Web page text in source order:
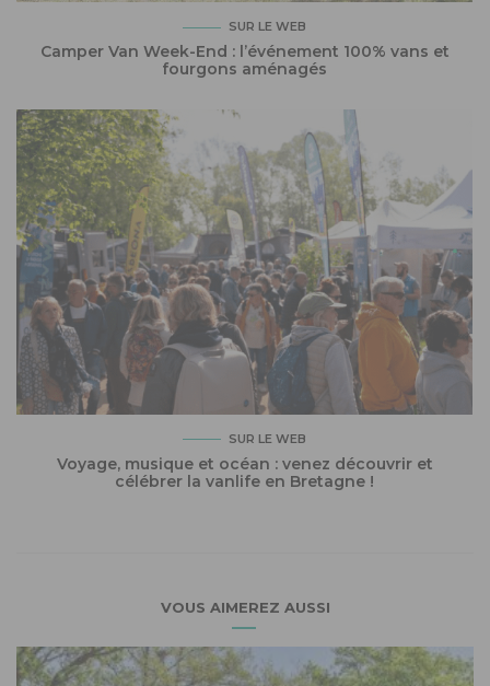
SUR LE WEB
Camper Van Week-End : l’événement 100% vans et
fourgons aménagés
SUR LE WEB
Voyage, musique et océan : venez découvrir et
célébrer la vanlife en Bretagne !
VOUS AIMEREZ AUSSI